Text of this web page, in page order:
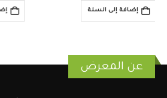
إضافة إلى السلة
عن المعرض